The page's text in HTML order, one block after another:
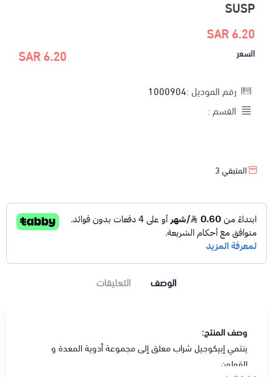
SUSP
6.20 SAR
السعر 6.20 SAR
رقم الموديل : 1000904
القسم :
المتبقي3
الوصف التعليقات
وصف المنتج:
ينتمي إبيكوجيل شراب معلق إلى مجموعة أدوية المعدة و
القولون.